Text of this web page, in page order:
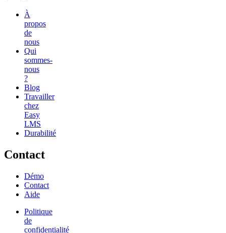
À
propos
de
nous
Qui
sommes-
nous
?
Blog
Travailler
chez
Easy
LMS
Durabilité
Contact
Démo
Contact
Aide
Politique
de
confidentialité